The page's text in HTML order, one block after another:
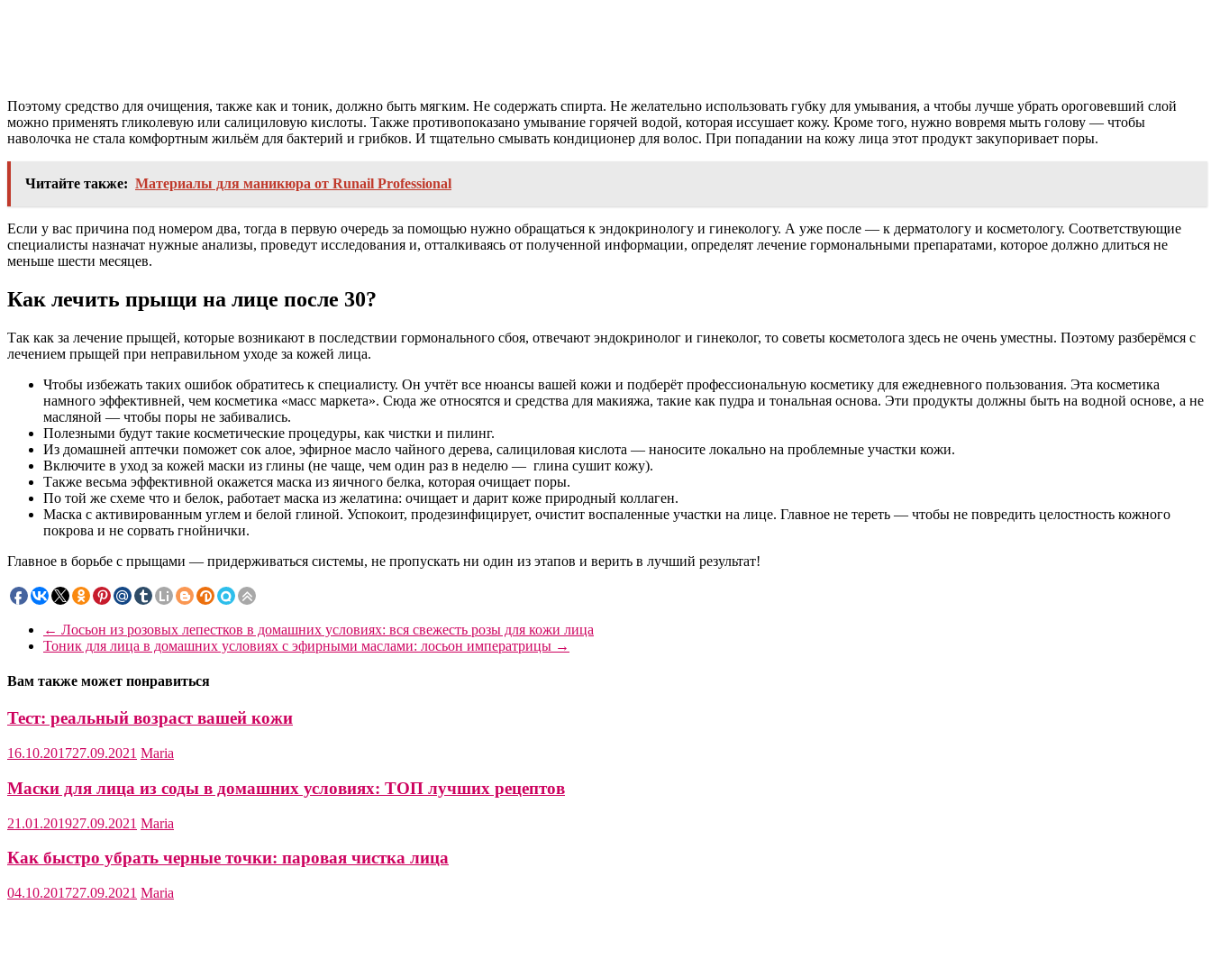
Поэтому средство для очищения, также как и тоник, должно быть мягким. Не содержать спирта. Не желательно использовать губку для умывания, а чтобы лучше убрать ороговевший слой
можно применять гликолевую или салициловую кислоты. Также противопоказано умывание горячей водой, которая иссушает кожу. Кроме того, нужно вовремя мыть голову — чтобы
наволочка не стала комфортным жильём для бактерий и грибков. И тщательно смывать кондиционер для волос. При попадании на кожу лица этот продукт закупоривает поры.
Читайте также: Материалы для маникюра от Runail Professional
Если у вас причина под номером два, тогда в первую очередь за помощью нужно обращаться к эндокринологу и гинекологу. А уже после — к дерматологу и косметологу. Соответствующие
специалисты назначат нужные анализы, проведут исследования и, отталкиваясь от полученной информации, определят лечение гормональными препаратами, которое должно длиться не
меньше шести месяцев.
Как лечить прыщи на лице после 30?
Так как за лечение прыщей, которые возникают в последствии гормонального сбоя, отвечают эндокринолог и гинеколог, то советы косметолога здесь не очень уместны. Поэтому разберёмся с
лечением прыщей при неправильном уходе за кожей лица.
Чтобы избежать таких ошибок обратитесь к специалисту. Он учтёт все нюансы вашей кожи и подберёт профессиональную косметику для ежедневного пользования. Эта косметика
намного эффективней, чем косметика «масс маркета». Сюда же относятся и средства для макияжа, такие как пудра и тональная основа. Эти продукты должны быть на водной основе, а не
масляной — чтобы поры не забивались.
Полезными будут такие косметические процедуры, как чистки и пилинг.
Из домашней аптечки поможет сок алое, эфирное масло чайного дерева, салициловая кислота — наносите локально на проблемные участки кожи.
Включите в уход за кожей маски из глины (не чаще, чем один раз в неделю — глина сушит кожу).
Также весьма эффективной окажется маска из яичного белка, которая очищает поры.
По той же схеме что и белок, работает маска из желатина: очищает и дарит коже природный коллаген.
Маска с активированным углем и белой глиной. Успокоит, продезинфицирует, очистит воспаленные участки на лице. Главное не тереть — чтобы не повредить целостность кожного
покрова и не сорвать гнойнички.
Главное в борьбе с прыщами — придерживаться системы, не пропускать ни один из этапов и верить в лучший результат!
← Лосьон из розовых лепестков в домашних условиях: вся свежесть розы для кожи лица
Тоник для лица в домашних условиях с эфирными маслами: лосьон императрицы →
Вам также может понравиться
Тест: реальный возраст вашей кожи
16.10.201727.09.2021 Maria
Маски для лица из соды в домашних условиях: ТОП лучших рецептов
21.01.201927.09.2021 Maria
Как быстро убрать черные точки: паровая чистка лица
04.10.201727.09.2021 Maria